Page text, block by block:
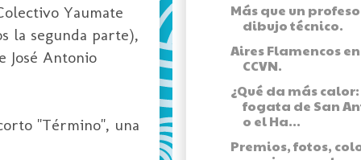
Yaumate
la segunda parte),
José Antonio
"Término", una
Más que un
dibujo técnico.
Aires Flamencos en
CCVN.
¿Qué da más
fogata de San
o el Ha...
Premios, fotos,